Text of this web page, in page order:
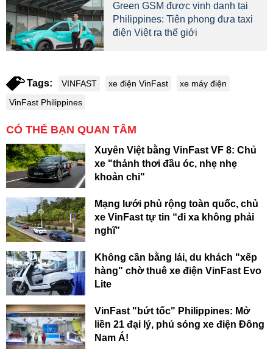
Green GSM được vinh danh tại
Philippines: Tiên phong đưa taxi
điện Việt ra thế giới
Tags: VINFAST xe điện VinFast
xe máy điện
VinFast Philippines
CÓ THỂ BẠN QUAN TÂM
Xuyên Việt bằng VinFast VF 8: Chủ
xe "thảnh thơi đầu óc, nhẹ nhẹ
khoản chi"
Mạng lưới phủ rộng toàn quốc, chủ
xe VinFast tự tin “đi xa không phải
nghĩ”
Không cần bằng lái, du khách "xếp
hàng" chờ thuê xe điện VinFast Evo
Lite
VinFast "bứt tốc" Philippines: Mở
liền 21 đại lý, phủ sóng xe điện Đông
Nam Á!